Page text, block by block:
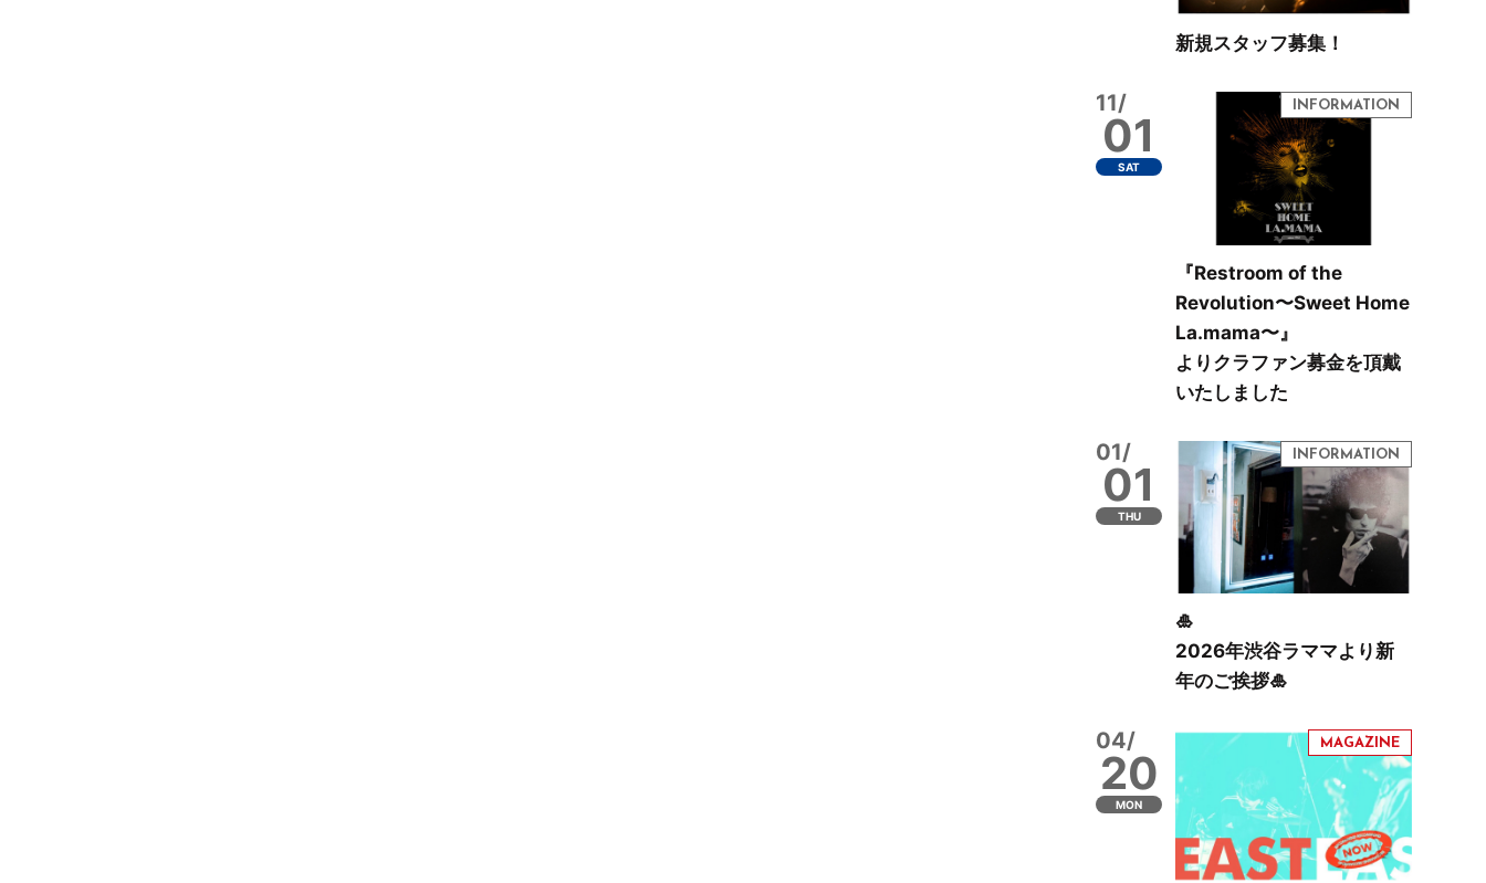
新規スタッフ募集！
11/
01
SAT
『Restroom of the
Revolution〜Sweet Home
La.mama〜』
よりクラファン募金を頂戴
いたしました
01/
01
THU
🎍
2026年渋谷ラママより新
年のご挨拶🎍
04/
20
MON